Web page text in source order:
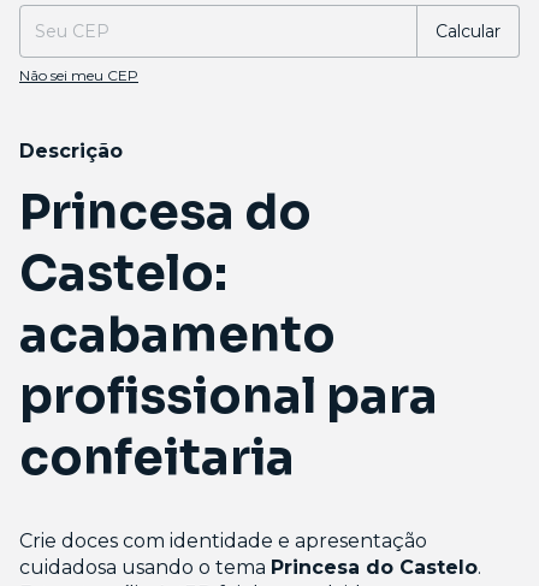
Calcular
Não sei meu CEP
Descrição
Princesa do
Castelo:
acabamento
profissional para
confeitaria
Crie doces com identidade e apresentação
cuidadosa usando o tema Princesa do Castelo.